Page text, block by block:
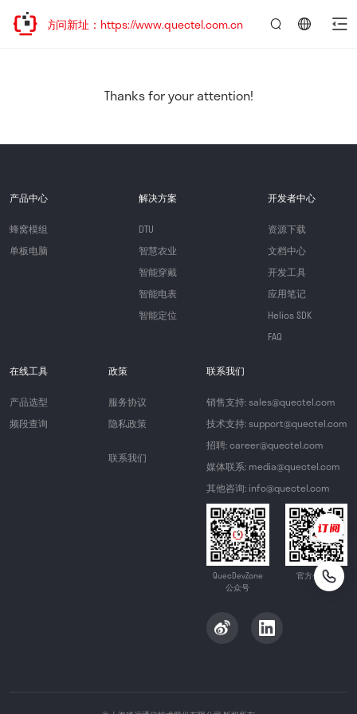
，欢迎访问新址：https://www.quectel.com.cn
Thanks for your attention!
产品中心
蜂窝模组
单板电脑
解决方案
DTU
智慧农业
智能穿戴
智能电表
智能定位
开发者中心
资源下载
文档中心
开发工具
应用笔记
Helios SDK
FAQ
在线工具
产品选型
频段查询
政策
服务协议
隐私政策
联系我们
联系我们
销售支持: sales@quectel.com
技术支持: support@quectel.com
招聘: career@quectel.com
媒体联系: media@quectel.com
其他咨询: info@quectel.com
QuecDevZone
公众号
官方公众号